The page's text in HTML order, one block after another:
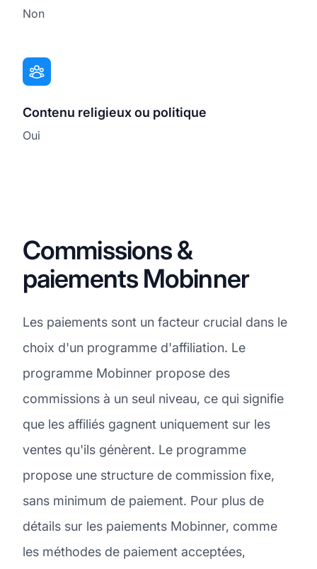
Non
Contenu religieux ou politique
Oui
Commissions &
paiements Mobinner
Les paiements sont un facteur crucial dans le
choix d'un programme d'affiliation. Le
programme Mobinner propose des
commissions à un seul niveau, ce qui signifie
que les affiliés gagnent uniquement sur les
ventes qu'ils génèrent. Le programme
propose une structure de commission fixe,
sans minimum de paiement. Pour plus de
détails sur les paiements Mobinner, comme
les méthodes de paiement acceptées,